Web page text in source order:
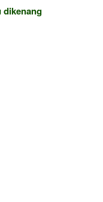
dikenang